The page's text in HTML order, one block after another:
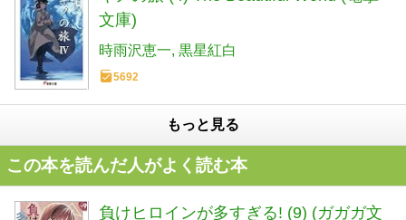
文庫)
時雨沢恵一 黒星紅白
5692
もっと見る
この本を読んだ人がよく読む本
負けヒロインが多すぎる! (9) (ガガガ文